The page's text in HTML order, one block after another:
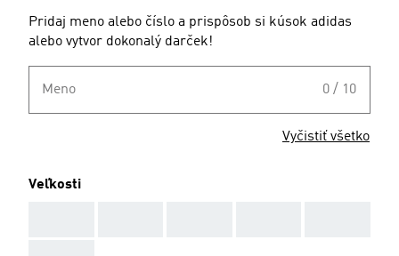
Pridaj meno alebo číslo a prispôsob si kúsok adidas
alebo vytvor dokonalý darček!
Meno 0 / 10
Vyčistiť všetko
Veľkosti